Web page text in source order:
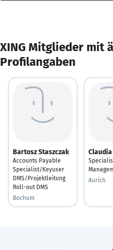
XING Mitglieder mit
Profilangaben
Bartosz Staszczak
Accounts Payable
Specialist/Keyuser
DMS/Projektleitung
Roll-out DMS
Bochum
Aurich